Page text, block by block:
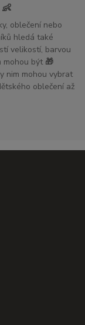
oblečení nebo
hledá také
velikostí, barvou
mohou být 🎁
nim mohou vybrat
oblečení až